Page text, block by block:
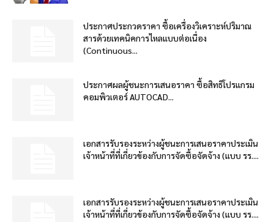
ประกาศประกวดราคา ซื้อเครื่องวิเคราะห์ปริมาณ
สารด้วยเทคนิคการไหลแบบต่อเนื่อง
(Continuous...
ประกาศผลผู้ชนะการเสนอราคา ซื้อสิทธิโปรแกรม
คอมพิวเตอร์ AUTOCAD...
เอกสารรับรองระหว่างผู้ชนะการเสนอราคาประเมิน
เจ้าหน้าที่ที่เกี่ยวข้องกับการจัดซื้อจัดจ้าง (แบบ รร....
เอกสารรับรองระหว่างผู้ชนะการเสนอราคาประเมิน
เจ้าหน้าที่ที่เกี่ยวข้องกับการจัดซื้อจัดจ้าง (แบบ รร....